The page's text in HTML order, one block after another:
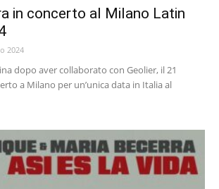
in concerto al Milano Latin
2024
dopo aver collaborato con Geolier, il 21
a Milano per un’unica data in Italia al